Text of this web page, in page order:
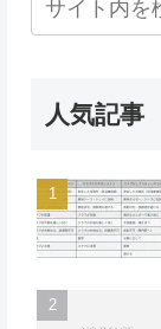
人気記事